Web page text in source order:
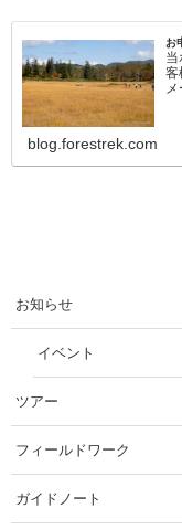
お
客
blog.forestrek.com
お知らせ
イベント
ツアー
フィールドワーク
ガイドノート